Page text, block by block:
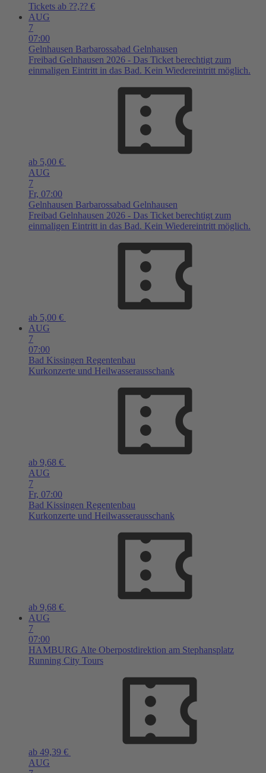
Tickets ab ??,?? €
AUG
7
07:00
Gelnhausen Barbarossabad Gelnhausen
Freibad Gelnhausen 2026 - Das Ticket berechtigt zum
einmaligen Eintritt in das Bad. Kein Wiedereintritt möglich.
ab 5,00 €
AUG
7
Fr, 07:00
Gelnhausen Barbarossabad Gelnhausen
Freibad Gelnhausen 2026 - Das Ticket berechtigt zum
einmaligen Eintritt in das Bad. Kein Wiedereintritt möglich.
ab 5,00 €
AUG
7
07:00
Bad Kissingen Regentenbau
Kurkonzerte und Heilwasserausschank
ab 9,68 €
AUG
7
Fr, 07:00
Bad Kissingen Regentenbau
Kurkonzerte und Heilwasserausschank
ab 9,68 €
AUG
7
07:00
HAMBURG Alte Oberpostdirektion am Stephansplatz
Running City Tours
ab 49,39 €
AUG